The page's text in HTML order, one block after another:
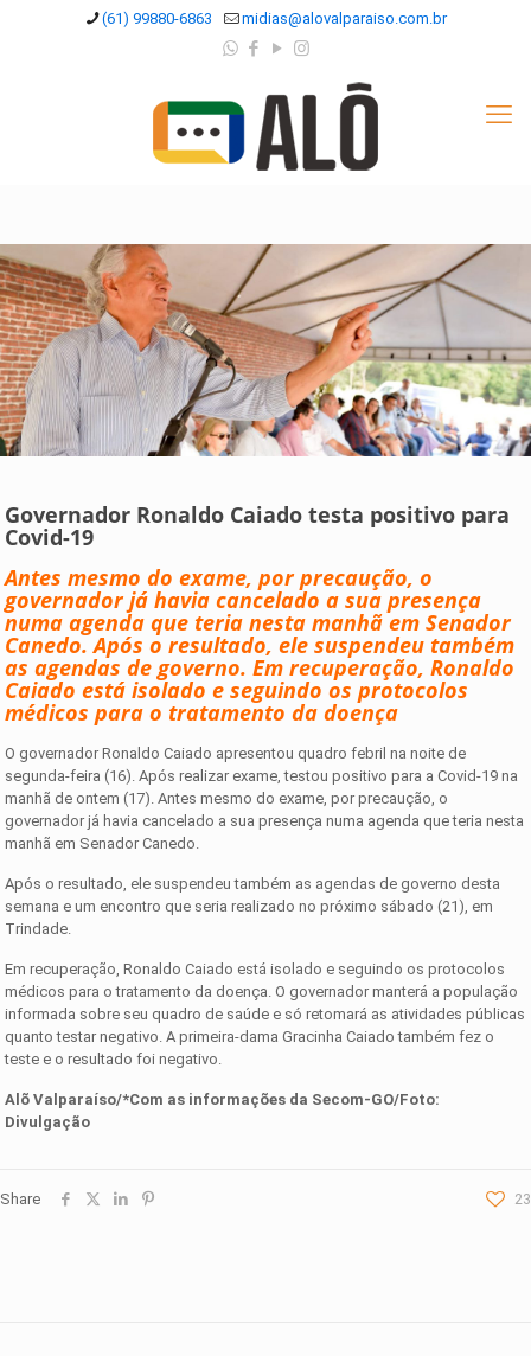
(61) 99880-6863 midias@alovalparaiso.com.br
Governador Ronaldo Caiado testa positivo para
Covid-19
Antes mesmo do exame, por precaução, o
governador já havia cancelado a sua presença
numa agenda que teria nesta manhã em Senador
Canedo. Após o resultado, ele suspendeu também
as agendas de governo. Em recuperação, Ronaldo
Caiado está isolado e seguindo os protocolos
médicos para o tratamento da doença
O governador Ronaldo Caiado apresentou quadro febril na noite de
segunda-feira (16). Após realizar exame, testou positivo para a Covid-19 na
manhã de ontem (17). Antes mesmo do exame, por precaução, o
governador já havia cancelado a sua presença numa agenda que teria nesta
manhã em Senador Canedo.
Após o resultado, ele suspendeu também as agendas de governo desta
semana e um encontro que seria realizado no próximo sábado (21), em
Trindade.
Em recuperação, Ronaldo Caiado está isolado e seguindo os protocolos
médicos para o tratamento da doença. O governador manterá a população
informada sobre seu quadro de saúde e só retomará as atividades públicas
quanto testar negativo. A primeira-dama Gracinha Caiado também fez o
teste e o resultado foi negativo.
Alõ Valparaíso/*Com as informações da Secom-GO/Foto:
Divulgação
Share 23